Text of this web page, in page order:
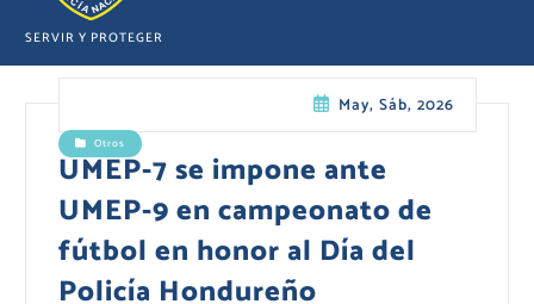
SERVIR Y PROTEGER
May, Sáb, 2026
Otros
UMEP-7 se impone ante
UMEP-9 en campeonato de
fútbol en honor al Día del
Policía Hondureño